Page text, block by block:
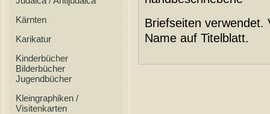
Kärnten
Karikatur
Kinderbücher
Bilderbücher
Jugendbücher
Kleingraphiken /
Visitenkarten
Briefseiten verwendet.
Name auf Titelblatt.